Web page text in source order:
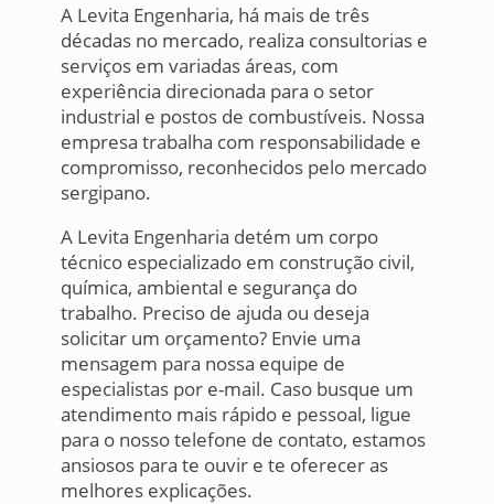
A Levita Engenharia, há mais de três
décadas no mercado, realiza consultorias e
serviços em variadas áreas, com
experiência direcionada para o setor
industrial e postos de combustíveis. Nossa
empresa trabalha com responsabilidade e
compromisso, reconhecidos pelo mercado
sergipano.
A Levita Engenharia detém um corpo
técnico especializado em construção civil,
química, ambiental e segurança do
trabalho. Preciso de ajuda ou deseja
solicitar um orçamento? Envie uma
mensagem para nossa equipe de
especialistas por e-mail. Caso busque um
atendimento mais rápido e pessoal, ligue
para o nosso telefone de contato, estamos
ansiosos para te ouvir e te oferecer as
melhores explicações.